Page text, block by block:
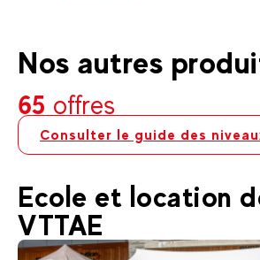
Nos autres
65 offres
Consulter le guide des
Ecole et location
VTTAE